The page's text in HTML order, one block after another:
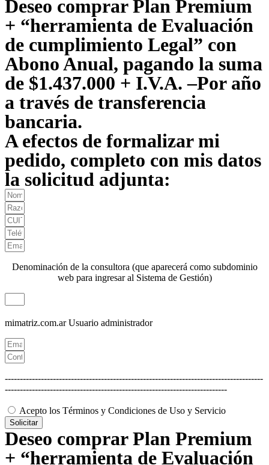
Deseo comprar Plan Premium
+ “herramienta de Evaluación
de cumplimiento Legal” con
Abono Anual, pagando la suma
de $1.437.000 + I.V.A. –Por año
a través de transferencia
bancaria.
A efectos de formalizar mi
pedido, completo con mis datos
la solicitud adjunta:
Denominación de la consultora (que aparecerá como subdominio
web para ingresar al Sistema de Gestión)
mimatriz.com.ar Usuario administrador
--------------------------------------------------------------------------------------
--------------------------------------------------------------------------
Acepto los Términos y Condiciones de Uso y Servicio
Solicitar
Deseo comprar Plan Premium
+ “herramienta de Evaluación